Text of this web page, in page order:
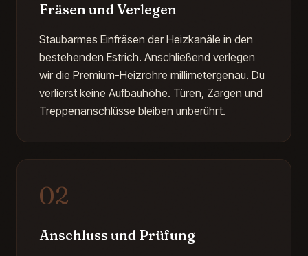
Fräsen und Verlegen
Staubarmes Einfräsen der Heizkanäle in den
bestehenden Estrich. Anschließend verlegen
wir die Premium-Heizrohre millimetergenau. Du
verlierst keine Aufbauhöhe. Türen, Zargen und
Treppenanschlüsse bleiben unberührt.
02
Anschluss und Prüfung